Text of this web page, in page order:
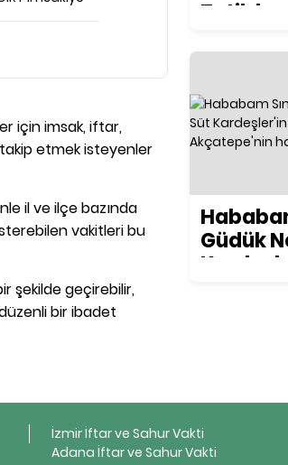
için imsak, iftar,
etmek isteyenler
il ve ilçe bazında
vakitleri bu
şekilde geçirebilir,
bir ibadet
Tetik
Güdük
İzmir İftar ve Sahur Vakti
Adana İftar ve Sahur Vakti